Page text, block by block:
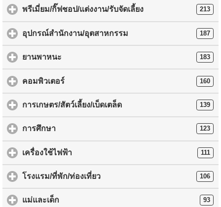
พรีเมี่ยม/กิ๊ฟชอป/แต่งงาน/รับจัดเลี้ยง 213
อุปกรณ์สำนักงาน/อุตสาหกรรม 187
ยานพาหนะ 183
คอมพิวเตอร์ 160
การเกษตร/สัตว์เลี้ยง/เบ็ดเตล็ด 139
การศึกษา 123
เครื่องใช้ไฟฟ้า 111
โรงแรม/ที่พัก/ท่องเที่ยว 106
แม่และเด็ก 93